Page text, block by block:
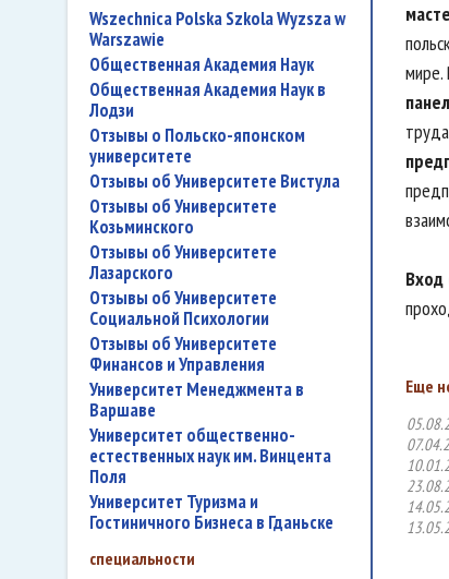
Wszechnica Polska Szkola Wyzsza w
Warszawie
Общественная Академия Наук
Общественная Академия Наук в
Лодзи
Отзывы о Польско-японском
университете
Отзывы об Университете Вистула
Отзывы об Университете
Козьминского
Отзывы об Университете
Лазарского
Отзывы об Университете
Социальной Психологии
Отзывы об Университете
Финансов и Управления
Университет Менеджмента в
Варшаве
Университет общественно-
естественных наук им. Винцента
Поля
Университет Туризма и
Гостиничного Бизнеса в Гданьске
специальности
мире.
Вход
Еще